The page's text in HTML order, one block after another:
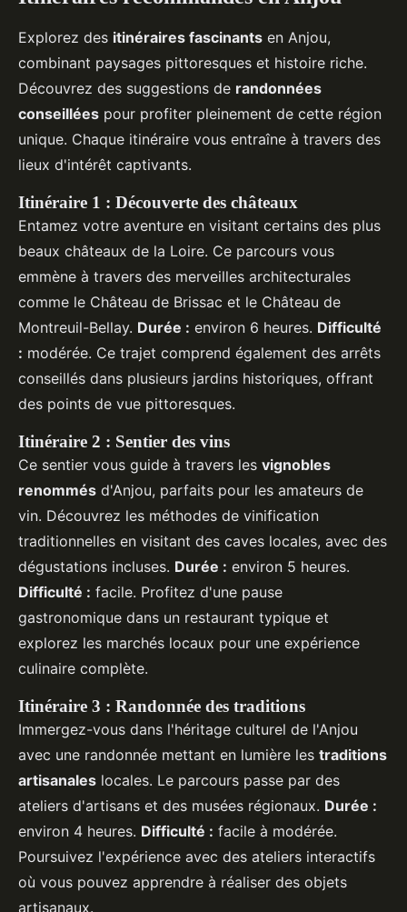
Explorez des itinéraires fascinants en Anjou,
combinant paysages pittoresques et histoire riche.
Découvrez des suggestions de randonnées
conseillées pour profiter pleinement de cette région
unique. Chaque itinéraire vous entraîne à travers des
lieux d'intérêt captivants.
Itinéraire 1 : Découverte des châteaux
Entamez votre aventure en visitant certains des plus
beaux châteaux de la Loire. Ce parcours vous
emmène à travers des merveilles architecturales
comme le Château de Brissac et le Château de
Montreuil-Bellay. Durée : environ 6 heures. Difficulté
: modérée. Ce trajet comprend également des arrêts
conseillés dans plusieurs jardins historiques, offrant
des points de vue pittoresques.
Itinéraire 2 : Sentier des vins
Ce sentier vous guide à travers les vignobles
renommés d'Anjou, parfaits pour les amateurs de
vin. Découvrez les méthodes de vinification
traditionnelles en visitant des caves locales, avec des
dégustations incluses. Durée : environ 5 heures.
Difficulté : facile. Profitez d'une pause
gastronomique dans un restaurant typique et
explorez les marchés locaux pour une expérience
culinaire complète.
Itinéraire 3 : Randonnée des traditions
Immergez-vous dans l'héritage culturel de l'Anjou
avec une randonnée mettant en lumière les traditions
artisanales locales. Le parcours passe par des
ateliers d'artisans et des musées régionaux. Durée :
environ 4 heures. Difficulté : facile à modérée.
Poursuivez l'expérience avec des ateliers interactifs
où vous pouvez apprendre à réaliser des objets
artisanaux.